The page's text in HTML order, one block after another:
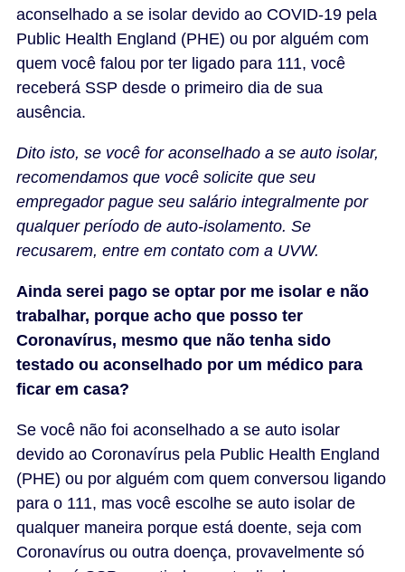
aconselhado a se isolar devido ao COVID-19 pela
Public Health England (PHE) ou por alguém com
quem você falou por ter ligado para 111, você
receberá SSP desde o primeiro dia de sua
ausência.
Dito isto, se você for aconselhado a se auto isolar,
recomendamos que você solicite que seu
empregador pague seu salário integralmente por
qualquer período de auto-isolamento. Se
recusarem, entre em contato com a UVW.
Ainda serei pago se optar por me isolar e não
trabalhar, porque acho que posso ter
Coronavírus, mesmo que não tenha sido
testado ou aconselhado por um médico para
ficar em casa?
Se você não foi aconselhado a se auto isolar
devido ao Coronavírus pela Public Health England
(PHE) ou por alguém com quem conversou ligando
para o 111, mas você escolhe se auto isolar de
qualquer maneira porque está doente, seja com
Coronavírus ou outra doença, provavelmente só